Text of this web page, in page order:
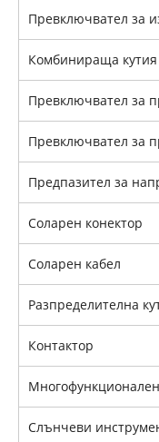
Превключвател за
Комбинираща кутия
Превключвател за
Превключвател за
Предпазител за
Соларен конектор
Соларен кабел
Разпределителна
Контактор
Слънчеви